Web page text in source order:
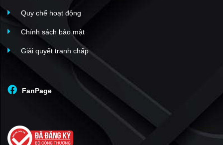
Quy chế hoạt động
Chính sách bảo mật
Giải quyết tranh chấp
FanPage